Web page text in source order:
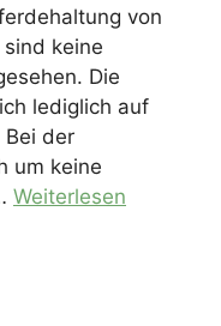
von
keine
Die
lediglich auf
Bei der
um keine
Weiterlesen